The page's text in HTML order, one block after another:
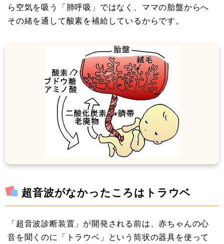
ら空気を吸う「肺呼吸」ではなく、ママの胎盤からへ
その緒を通して酸素を補給しているからです。
超音波がなかったころはトラウベ
「超音波診断装置」が開発される前は、赤ちゃんの心
音を聞くのに「トラウベ」という筒状の器具を使って